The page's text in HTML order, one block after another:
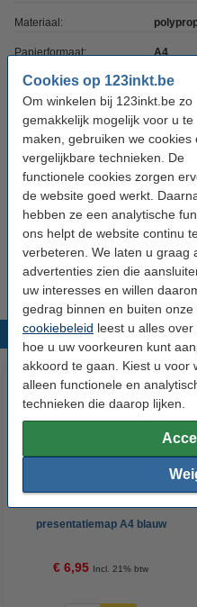
Cookies op 123inkt.be
Om winkelen bij 123inkt.be zo
gemakkelijk mogelijk voor u te
maken, gebruiken we cookies
vergelijkbare technieken. De
functionele cookies zorgen
de website goed werkt.
hebben ze een analytische
ons helpt de website continu
verbeteren. We laten u graag
advertenties zien die
uw interesses en willen
gedrag binnen en buiten
cookiebeleid leest u alles
hoe u uw voorkeuren kunt
akkoord te gaan. Kiest u voor
alleen functionele en
technieken die daarop lijken.
Materiaal:
Papierformaat: A4
Hoezen: 20
Tip: meebestellen
123inkt
80 g/m²
€ 7,25
123inkt balpen
€ 4,00
Leitz 4631 WOW
presentatiemap A4 blauw
€ 6,95 Incl. 21% btw